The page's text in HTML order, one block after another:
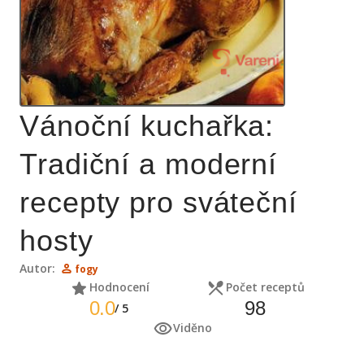
Vánoční kuchařka:
Tradiční a moderní
recepty pro sváteční
hosty
Autor: fogy
Hodnocení
0.0/ 5
Počet receptů
98
Viděno